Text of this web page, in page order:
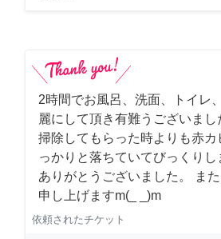
2時間でお風呂、洗面、トイレ
麗にして頂き有難うございま
掃除してもらった時よりも赤カ
っかりと落ちていてびっくり
ありがとうございました。 ま
申し上げますm(_ _)m
依頼されたチケット